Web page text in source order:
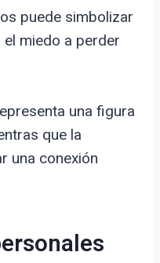
puede simbolizar
miedo a perder
una figura
que la
una conexión